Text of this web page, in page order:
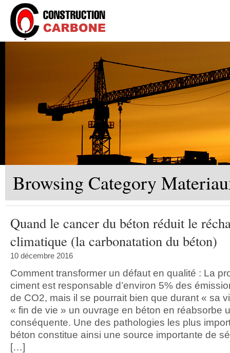
Browsing Category
Quand le cancer du béton réduit le
climatique (la carbonatation du béton)
10 décembre 2016
Comment transformer un défaut en qualité : La
ciment est responsable d’environ 5% des
de CO2, mais il se pourrait bien que durant « sa
« fin de vie » un ouvrage en béton en réabsorbe
conséquente. Une des pathologies les plus
béton constitue ainsi une source importante de
[…]